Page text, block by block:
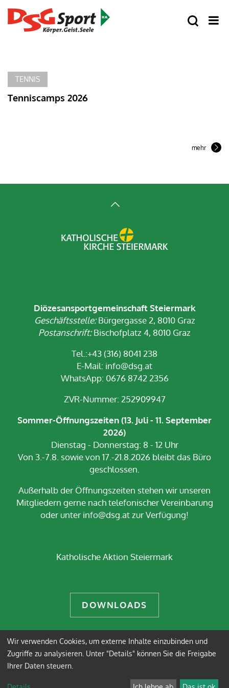
TENNIS
Tenniscamps 2026
mehr
Diözesansportgemeinschaft Steiermark
Geschäftsstelle:Bürgergasse 2, 8010 Graz
Postanschrift:Bischofplatz 4, 8010 Graz
Tel.:+43 (316) 8041 238
E-Mail: info@dsg.at
WhatsApp: 0676 8742 2356
ZVR-Nummer: 252909947
Sommer-Öffnungszeiten (13. Juli - 11. September
2026)
Dienstag - Donnerstag: 8 - 12 Uhr
Von 3.-7.8. sowie von 17.-21.8.2026 bleibt das Büro
geschlossen.
Außerhalb der Öffnungszeiten stehen wir unseren
Mitgliedern gerne nach telefonischer Vereinbarung
oder unter info@dsg.at zur Verfügung!
Katholische Aktion Steiermark
DOWNLOADS
Impressum Datenschutz
Wir verwenden Cookies, um externe Inhalte einzubinden und
Zugriffe zu analysieren. Unter "Details" können Sie die Freigabe
Ihrer Daten steuern.